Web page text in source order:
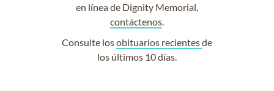
en línea de Dignity Memorial,
contáctenos.
Consulte losobituarios recientesde
los últimos 10 días.